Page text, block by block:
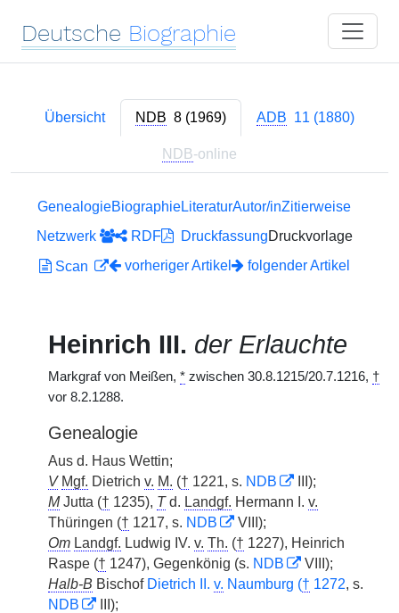
Deutsche Biographie
Übersicht NDB 8 (1969) ADB 11 (1880)
NDB-online
GenealogieBiographieLiteraturAutor/inZitierweise
Netzwerk
RDF DruckfassungDruckvorlage
Scan
vorheriger Artikel folgender Artikel
Heinrich III. der Erlauchte
Markgraf von Meißen, * zwischen 30.8.1215/20.7.1216, †
vor 8.2.1288.
Genealogie
Aus d. Haus Wettin;
V Mgf. Dietrich v. M. († 1221, s. NDB
III);
MJutta († 1235), Td. Landgf. Hermann I. v.
Thüringen († 1217, s. NDB
VIII);
Om Landgf. Ludwig IV. v. Th. († 1227), Heinrich
Raspe († 1247), Gegenkönig (s. NDB
VIII);
Halb-B Bischof Dietrich II. v. Naumburg († 1272, s.
NDB
III);